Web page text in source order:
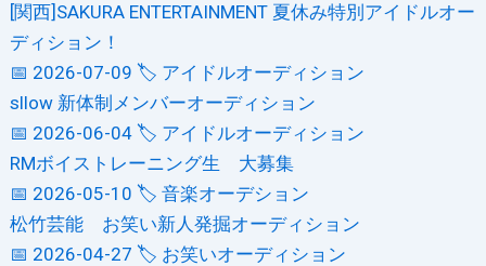
[関西]SAKURA ENTERTAINMENT 夏休み特別アイドルオー
ディション！
📅 2026-07-09 🏷️ アイドルオーディション
sllow 新体制メンバーオーディション
📅 2026-06-04 🏷️ アイドルオーディション
RMボイストレーニング生 大募集
📅 2026-05-10 🏷️ 音楽オーデション
松竹芸能 お笑い新人発掘オーディション
📅 2026-04-27 🏷️ お笑いオーディション